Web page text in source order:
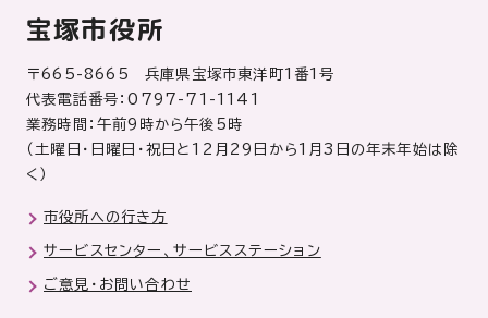
宝塚市役所
〒665-8665 兵庫県宝塚市東洋町1番1号
代表電話番号：0797-71-1141
業務時間：午前9時から午後5時
（土曜日・日曜日・祝日と12月29日から1月3日の年末年始は除
く）
市役所への行き方
サービスセンター、サービスステーション
ご意見・お問い合わせ